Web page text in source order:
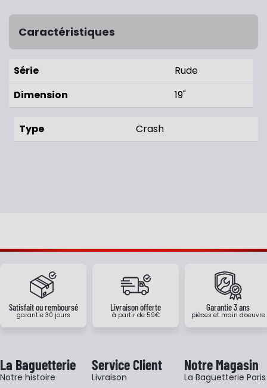
Caractéristiques
Série
Rude
Dimension
19"
Type Crash
Satisfait ou remboursé
garantie 30 jours
Livraison offerte
à partir de 59€
Garantie 3 ans
pièces et main d'oeuvre
La Baguetterie
Notre histoire
Service Client
Livraison
Notre Magasin
La Baguetterie Paris